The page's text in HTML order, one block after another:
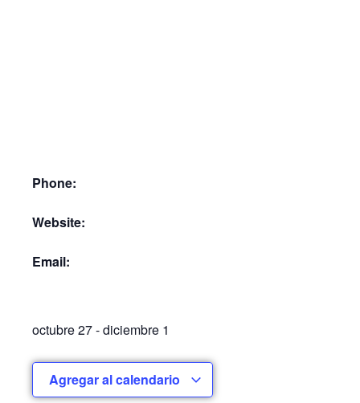
Phone:
Website:
Email:
octubre 27-diciembre 1
Agregar al calendario